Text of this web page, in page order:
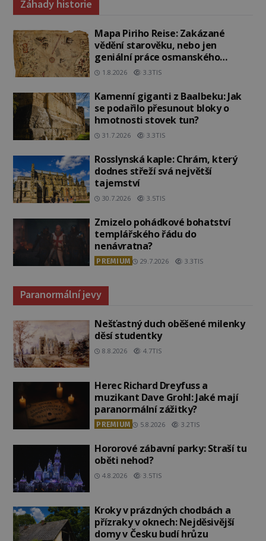
Záhady historie
Mapa Piriho Reise: Zakázané
vědění starověku, nebo jen
geniální práce osmanského
admirála?
1.8.2026 3.3TIS
Kamenní giganti z Baalbeku: Jak
se podařilo přesunout bloky o
hmotnosti stovek tun?
31.7.2026 3.3TIS
Rosslynská kaple: Chrám, který
dodnes střeží svá největší
tajemství
30.7.2026 3.5TIS
Zmizelo pohádkové bohatství
templářského řádu do
nenávratna?
PREMIUM 29.7.2026 3.3TIS
Paranormální jevy
Nešťastný duch oběšené milenky
děsí studentky
8.8.2026 4.7TIS
Herec Richard Dreyfuss a
muzikant Dave Grohl: Jaké mají
paranormální zážitky?
PREMIUM 5.8.2026 3.2TIS
Hororové zábavní parky: Straší tu
oběti nehod?
4.8.2026 3.5TIS
Kroky v prázdných chodbách a
přízraky v oknech: Nejděsivější
domy v Česku budí hrůzu